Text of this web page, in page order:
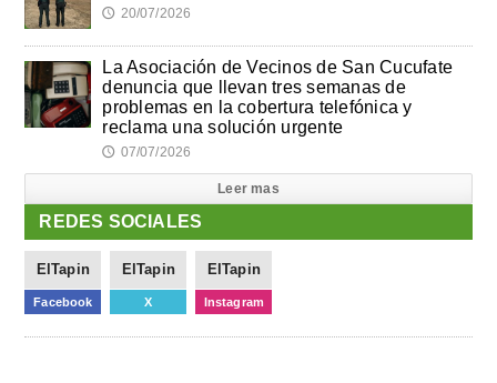
🕔 20/07/2026
La Asociación de Vecinos de San Cucufate
denuncia que llevan tres semanas de
problemas en la cobertura telefónica y
reclama una solución urgente
🕔 07/07/2026
Leer mas
REDES SOCIALES
ElTapin
Facebook
ElTapin
X
ElTapin
Instagram